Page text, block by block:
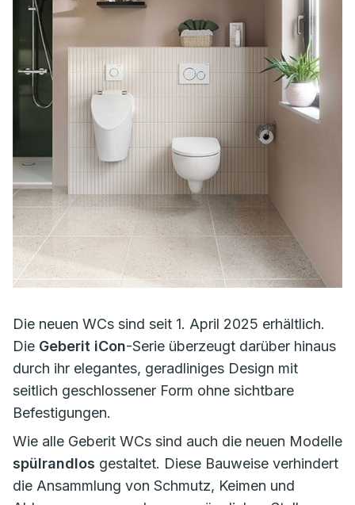
Die neuen WCs sind seit 1. April 2025 erhältlich.
Die Geberit iCon-Serie überzeugt darüber hinaus
durch ihr elegantes, geradliniges Design mit
seitlich geschlossener Form ohne sichtbare
Befestigungen.
Wie alle Geberit WCs sind auch die neuen Modelle
spülrandlos gestaltet. Diese Bauweise verhindert
die Ansammlung von Schmutz, Keimen und